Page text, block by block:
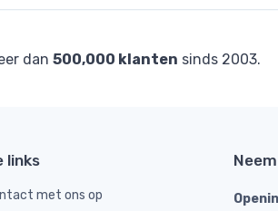
dan 500,000 klanten sinds 2003.
links
met ons op